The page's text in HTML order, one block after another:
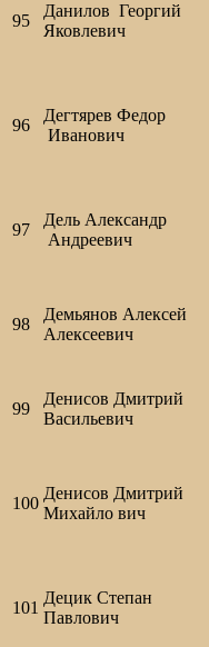
95
Данилов Георгий
Яковлевич
96
Дегтярев Федор
Иванович
97
Дель Александр
Андреевич
98
Демьянов Алексей
Алексеевич
99
Денисов Дмитрий
Васильевич
100
Денисов Дмитрий
Михайло вич
101
Децик Степан
Павлович